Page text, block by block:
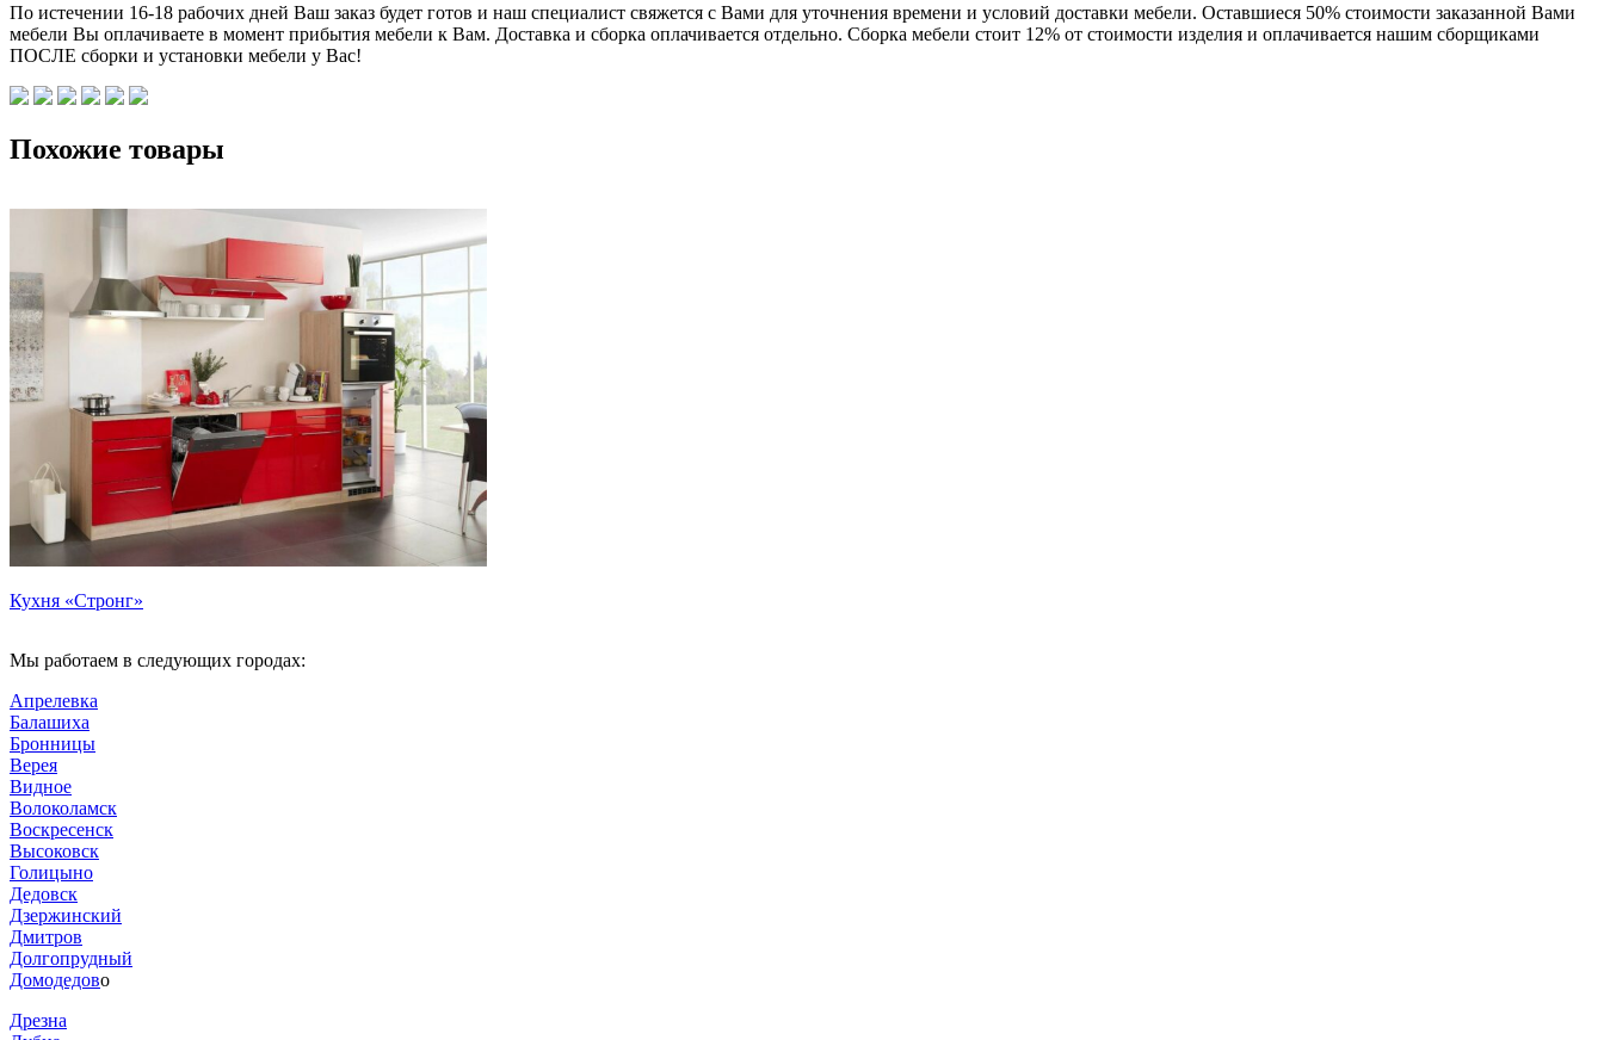
По истечении 16-18 рабочих дней Ваш заказ будет готов и наш специалист свяжется с Вами для уточнения времени и условий доставки мебели. Оставшиеся 50% стоимости заказанной Вами
мебели Вы оплачиваете в момент прибытия мебели к Вам. Доставка и сборка оплачивается отдельно. Сборка мебели стоит 12% от стоимости изделия и оплачивается нашим сборщиками
ПОСЛЕ сборки и установки мебели у Вас!
Похожие товары
Кухня «Стронг»
Мы работаем в следующих городах:
Апрелевка
Балашиха
Бронницы
Верея
Видное
Волоколамск
Воскресенск
Высоковск
Голицыно
Дедовск
Дзержинский
Дмитров
Долгопрудный
Домодедово
Дрезна